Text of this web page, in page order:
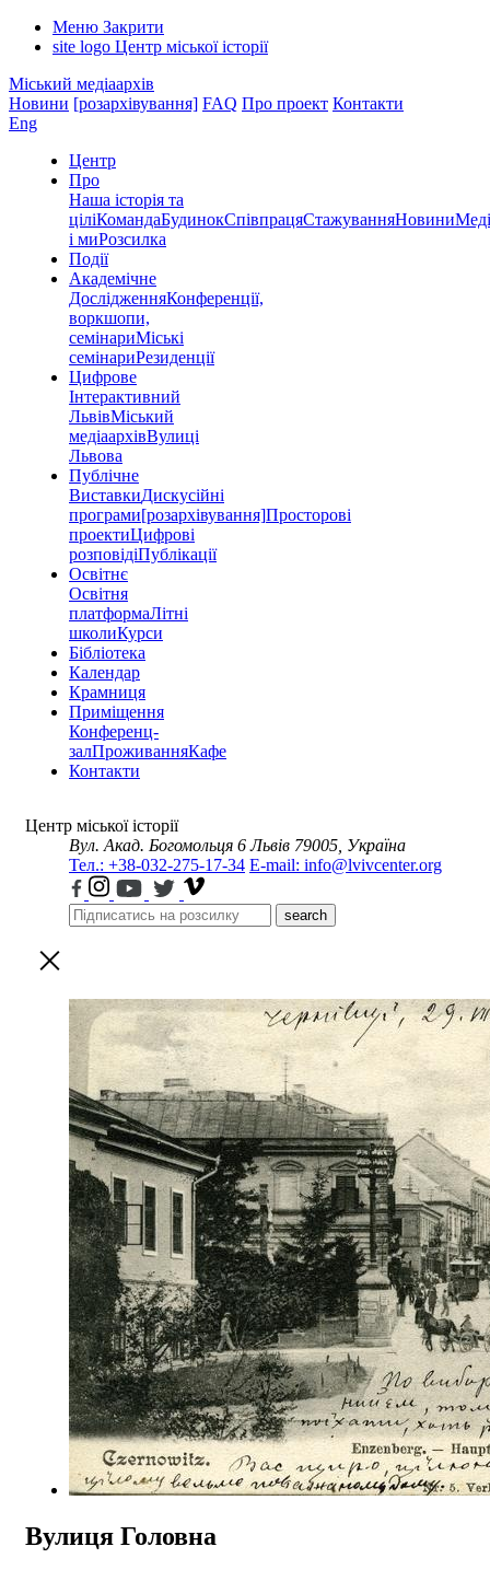
Меню Закрити
site logo Центр міської історії
Міський медіаархів
Новини [розархівування] FAQ Про проект Контакти
Eng
Центр
Про
Наша історія та
ціліКомандаБудинокСпівпрацяСтажуванняНовини
і миРозсилка
Події
Академічне
ДослідженняКонференції,
воркшопи,
семінариМіські
семінариРезиденції
Цифрове
Інтерактивний
ЛьвівМіський
медіаархівВулиці
Львова
Публічне
ВиставкиДискусійні
програми[розархівування]Просторові
проектиЦифрові
розповідіПублікації
Освітнє
Освітня
платформаЛітні
школиКурси
Бібліотека
Календар
Крамниця
Приміщення
Конференц-
залПроживанняКафе
Контакти
Центр міської історії
Вул. Акад. Богомольця 6 Львів 79005, Україна
Тел.: +38-032-275-17-34 E-mail: info@lvivcenter.org
search
Вулиця Головна